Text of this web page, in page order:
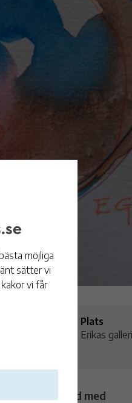
Plats
Erikas
i samband med
möjliga
sätter vi
vi får